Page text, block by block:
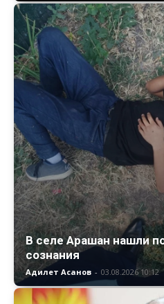
В селе Арашан нашли
сознания
Адилет Асанов - 03.08.2026 10:12